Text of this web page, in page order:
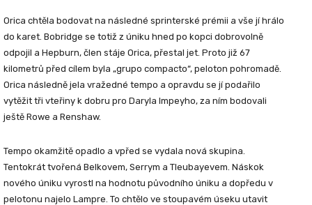
Orica chtěla bodovat na následné sprinterské prémii a vše jí hrálo
do karet. Bobridge se totiž z úniku hned po kopci dobrovolně
odpojil a Hepburn, člen stáje Orica, přestal jet. Proto již 67
kilometrů před cílem byla „grupo compacto“, peloton pohromadě.
Orica následně jela vražedné tempo a opravdu se jí podařilo
vytěžit tři vteřiny k dobru pro Daryla Impeyho, za ním bodovali
ještě Rowe a Renshaw.
Tempo okamžitě opadlo a vpřed se vydala nová skupina.
Tentokrát tvořená Belkovem, Serrym a Tleubayevem. Náskok
nového úniku vyrostl na hodnotu původního úniku a dopředu v
pelotonu najelo Lampre. To chtělo ve stoupavém úseku utavit